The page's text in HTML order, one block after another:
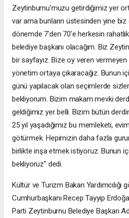
Zeytinburnu'muzu getirdiğimiz yer
var ama bunların üstesinden yine
dönemde 7'den 70'e herkesin
belediye başkanı olacağım. Biz
bir sayfayız. Bize oy veren vermeyen
yönetim ortaya çıkaracağız. Bunun
günü yapılacak olan seçimlerde
bekliyorum. Bizim makam mevki
geldiğimiz yer belli. Bizim bütün
25 yıl yaşadığımız bu memleketi,
götürmek. Hepimizin daha fazla
birlikte inşa etmek istiyoruz. Bunun
bekliyoruz" dedi.
Kültür ve Turizm Bakan Yardımcılığı
Cumhurbaşkanı Recep Tayyip
Parti Zeytinburnu Belediye Başkan